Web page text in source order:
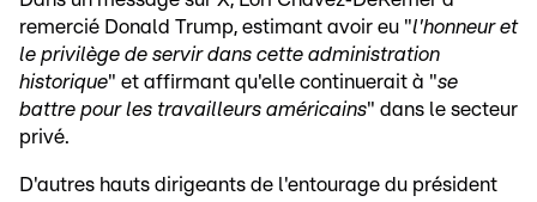
remercié Donald Trump, estimant avoir eu "l'honneur et
le privilège de servir dans cette administration
historique" et affirmant qu'elle continuerait à "se
battre pour les travailleurs américains" dans le secteur
privé.
D'autres hauts dirigeants de l'entourage du président